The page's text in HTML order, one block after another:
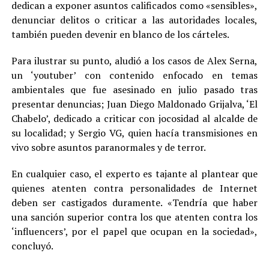
dedican a exponer asuntos calificados como «sensibles»,
denunciar delitos o criticar a las autoridades locales,
también pueden devenir en blanco de los cárteles.
Para ilustrar su punto, aludió a los casos de Alex Serna,
un ‘youtuber’ con contenido enfocado en temas
ambientales que fue asesinado en julio pasado tras
presentar denuncias; Juan Diego Maldonado Grijalva, ‘El
Chabelo’, dedicado a criticar con jocosidad al alcalde de
su localidad; y Sergio VG, quien hacía transmisiones en
vivo sobre asuntos paranormales y de terror.
En cualquier caso, el experto es tajante al plantear que
quienes atenten contra personalidades de Internet
deben ser castigados duramente. «Tendría que haber
una sanción superior contra los que atenten contra los
‘influencers’, por el papel que ocupan en la sociedad»,
concluyó.